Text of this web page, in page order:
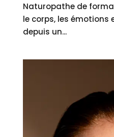
Naturopathe de
le corps, les émotions
depuis un...